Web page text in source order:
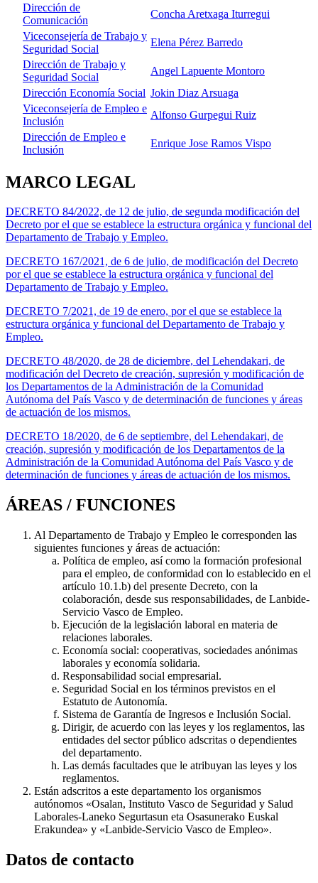
Dirección de
Comunicación
Concha Aretxaga Iturregui
Viceconsejería de Trabajo y
Seguridad Social
Elena Pérez Barredo
Dirección de Trabajo y
Seguridad Social
Angel Lapuente Montoro
Dirección Economía Social Jokin Diaz Arsuaga
Viceconsejería de Empleo e
Inclusión
Alfonso Gurpegui Ruiz
Dirección de Empleo e
Inclusión
Enrique Jose Ramos Vispo
MARCO LEGAL
DECRETO 84/2022, de 12 de julio, de segunda modificación del
Decreto por el que se establece la estructura orgánica y funcional del
Departamento de Trabajo y Empleo.
DECRETO 167/2021, de 6 de julio, de modificación del Decreto
por el que se establece la estructura orgánica y funcional del
Departamento de Trabajo y Empleo.
DECRETO 7/2021, de 19 de enero, por el que se establece la
estructura orgánica y funcional del Departamento de Trabajo y
Empleo.
DECRETO 48/2020, de 28 de diciembre, del Lehendakari, de
modificación del Decreto de creación, supresión y modificación de
los Departamentos de la Administración de la Comunidad
Autónoma del País Vasco y de determinación de funciones y áreas
de actuación de los mismos.
DECRETO 18/2020, de 6 de septiembre, del Lehendakari, de
creación, supresión y modificación de los Departamentos de la
Administración de la Comunidad Autónoma del País Vasco y de
determinación de funciones y áreas de actuación de los mismos.
ÁREAS / FUNCIONES
Al Departamento de Trabajo y Empleo le corresponden las
siguientes funciones y áreas de actuación:
Política de empleo, así como la formación profesional
para el empleo, de conformidad con lo establecido en el
artículo 10.1.b) del presente Decreto, con la
colaboración, desde sus responsabilidades, de Lanbide-
Servicio Vasco de Empleo.
Ejecución de la legislación laboral en materia de
relaciones laborales.
Economía social: cooperativas, sociedades anónimas
laborales y economía solidaria.
Responsabilidad social empresarial.
Seguridad Social en los términos previstos en el
Estatuto de Autonomía.
Sistema de Garantía de Ingresos e Inclusión Social.
Dirigir, de acuerdo con las leyes y los reglamentos, las
entidades del sector público adscritas o dependientes
del departamento.
Las demás facultades que le atribuyan las leyes y los
reglamentos.
Están adscritos a este departamento los organismos
autónomos «Osalan, Instituto Vasco de Seguridad y Salud
Laborales-Laneko Segurtasun eta Osasunerako Euskal
Erakundea» y «Lanbide-Servicio Vasco de Empleo».
Datos de contacto